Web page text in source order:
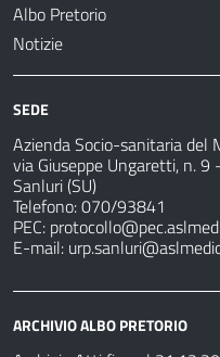
Albo Pretorio
Notizie
SEDE
Azienda Socio-sanitaria del
via Giuseppe Ungaretti, n. 9
Sanluri (SU)
Telefono: 070/93841
PEC:
E-mail:
ARCHIVIO ALBO PRETORIO